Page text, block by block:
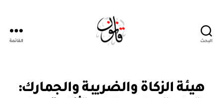
البحث القائمة
التصنيفات
هيئة الزكاة والضريبة والجمارك: